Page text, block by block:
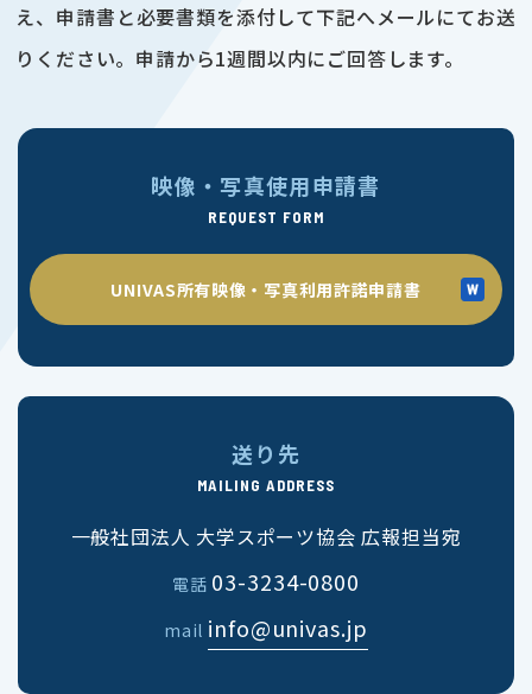
え、申請書と必要書類を添付して下記へメールにてお送
りください。申請から1週間以内にご回答します。
映像・写真使用申請書
REQUEST FORM
UNIVAS所有映像・写真利用許諾申請書
送り先
MAILING ADDRESS
一般社団法人 大学スポーツ協会 広報担当宛
電話 03-3234-0800
mail info@univas.jp